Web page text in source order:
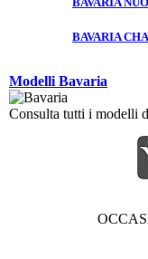
BAVARIA
Modelli Bavaria
Consulta tutti i modelli